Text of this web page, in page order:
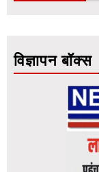
विज्ञापन बॉक्स